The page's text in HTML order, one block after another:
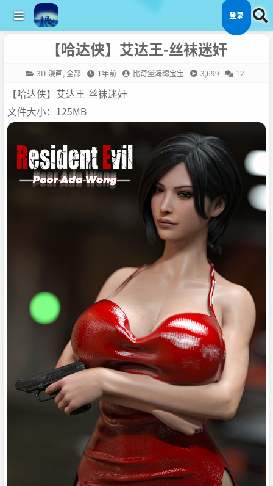
登录
【哈达侠】艾达王-丝袜迷奸
3D-漫画,全部 1年前 比奇堡海绵宝宝 3,699 12
【哈达侠】艾达王-丝袜迷奸
文件大小：125MB